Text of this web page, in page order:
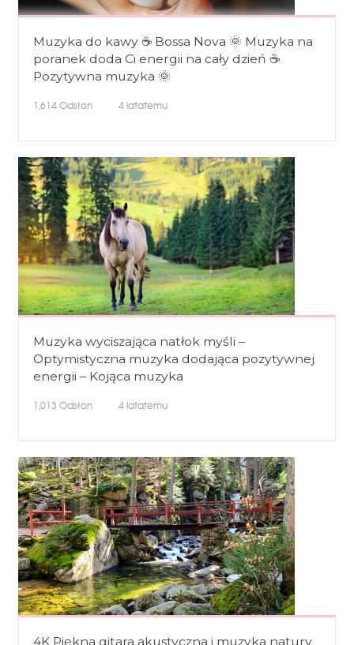
Muzyka do kawy ☕ Bossa Nova 🌞 Muzyka na
poranek doda Ci energii na cały dzień ☕
Pozytywna muzyka 🌞
1,614Odsłon 4 latatemu
Muzyka wyciszająca natłok myśli –
Optymistyczna muzyka dodająca pozytywnej
energii – Kojąca muzyka
1,013 Odsłon 4 latatemu
4K Piękna gitara akustyczna i muzyka natury